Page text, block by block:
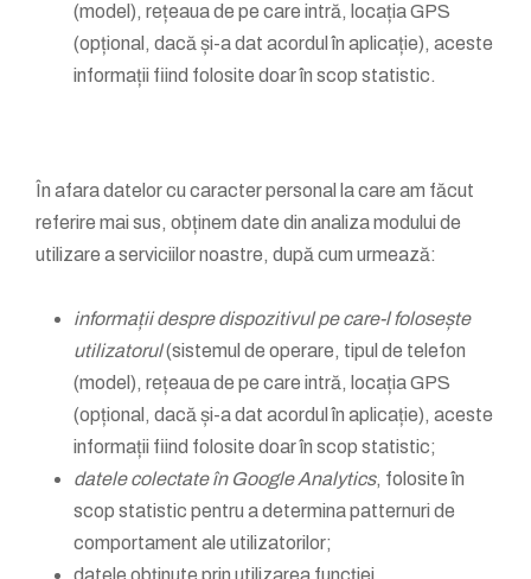
(model), rețeaua de pe care intră, locația GPS
(opțional, dacă și-a dat acordul în aplicație), aceste
informații fiind folosite doar în scop statistic.
În afara datelor cu caracter personal la care am făcut
referire mai sus, obținem date din analiza modului de
utilizare a serviciilor noastre, după cum urmează:
informații despre dispozitivul pe care-l folosește
utilizatorul(sistemul de operare, tipul de telefon
(model), rețeaua de pe care intră, locația GPS
(opțional, dacă și-a dat acordul în aplicație), aceste
informații fiind folosite doar în scop statistic;
datele colectate în Google Analytics, folosite în
scop statistic pentru a determina patternuri de
comportament ale utilizatorilor;